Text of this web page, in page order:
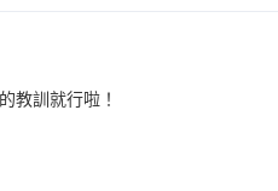
教訓就行啦！